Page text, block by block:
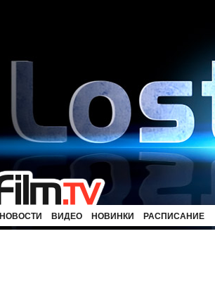
НОВОСТИ ВИДЕО НОВИНКИ РАСПИСАНИЕ